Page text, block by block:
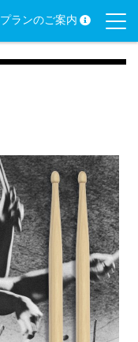
プランのご案内